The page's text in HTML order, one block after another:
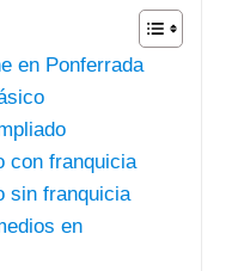
en Ponferrada
con franquicia
sin franquicia
en